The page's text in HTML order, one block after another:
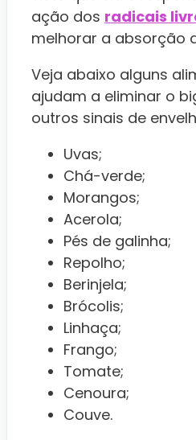
ação dos radicais
melhorar a absorção
Veja abaixo alguns
ajudam a eliminar o
outros sinais de
Uvas;
Chá-verde;
Morangos;
Acerola;
Pés de galinha;
Repolho;
Berinjela;
Brócolis;
Linhaça;
Frango;
Tomate;
Cenoura;
Couve.